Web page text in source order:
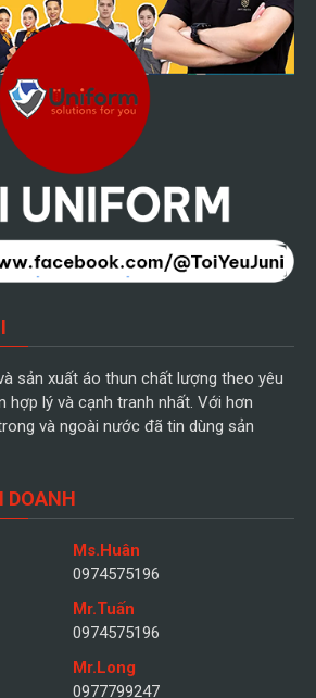
sản xuất áo thun chất lượng theo yêu
hợp lý và cạnh tranh nhất. Với hơn
và ngoài nước đã tin dùng sản
DOANH
Ms.Huân
0974575196
Mr.Tuấn
0974575196
Mr.Long
0977799247